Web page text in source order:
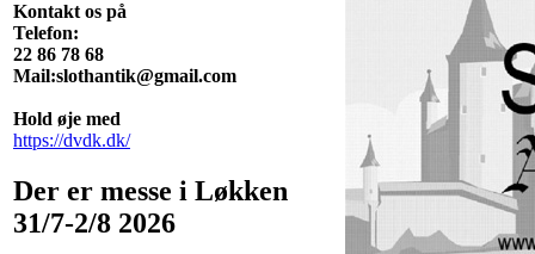
Kontakt os på
Telefon:
22 86 78 68
Mail:slothantik@gmail.com
Hold øje med
https://dvdk.dk/
Der er messe i Løkken
31/7-2/8 2026